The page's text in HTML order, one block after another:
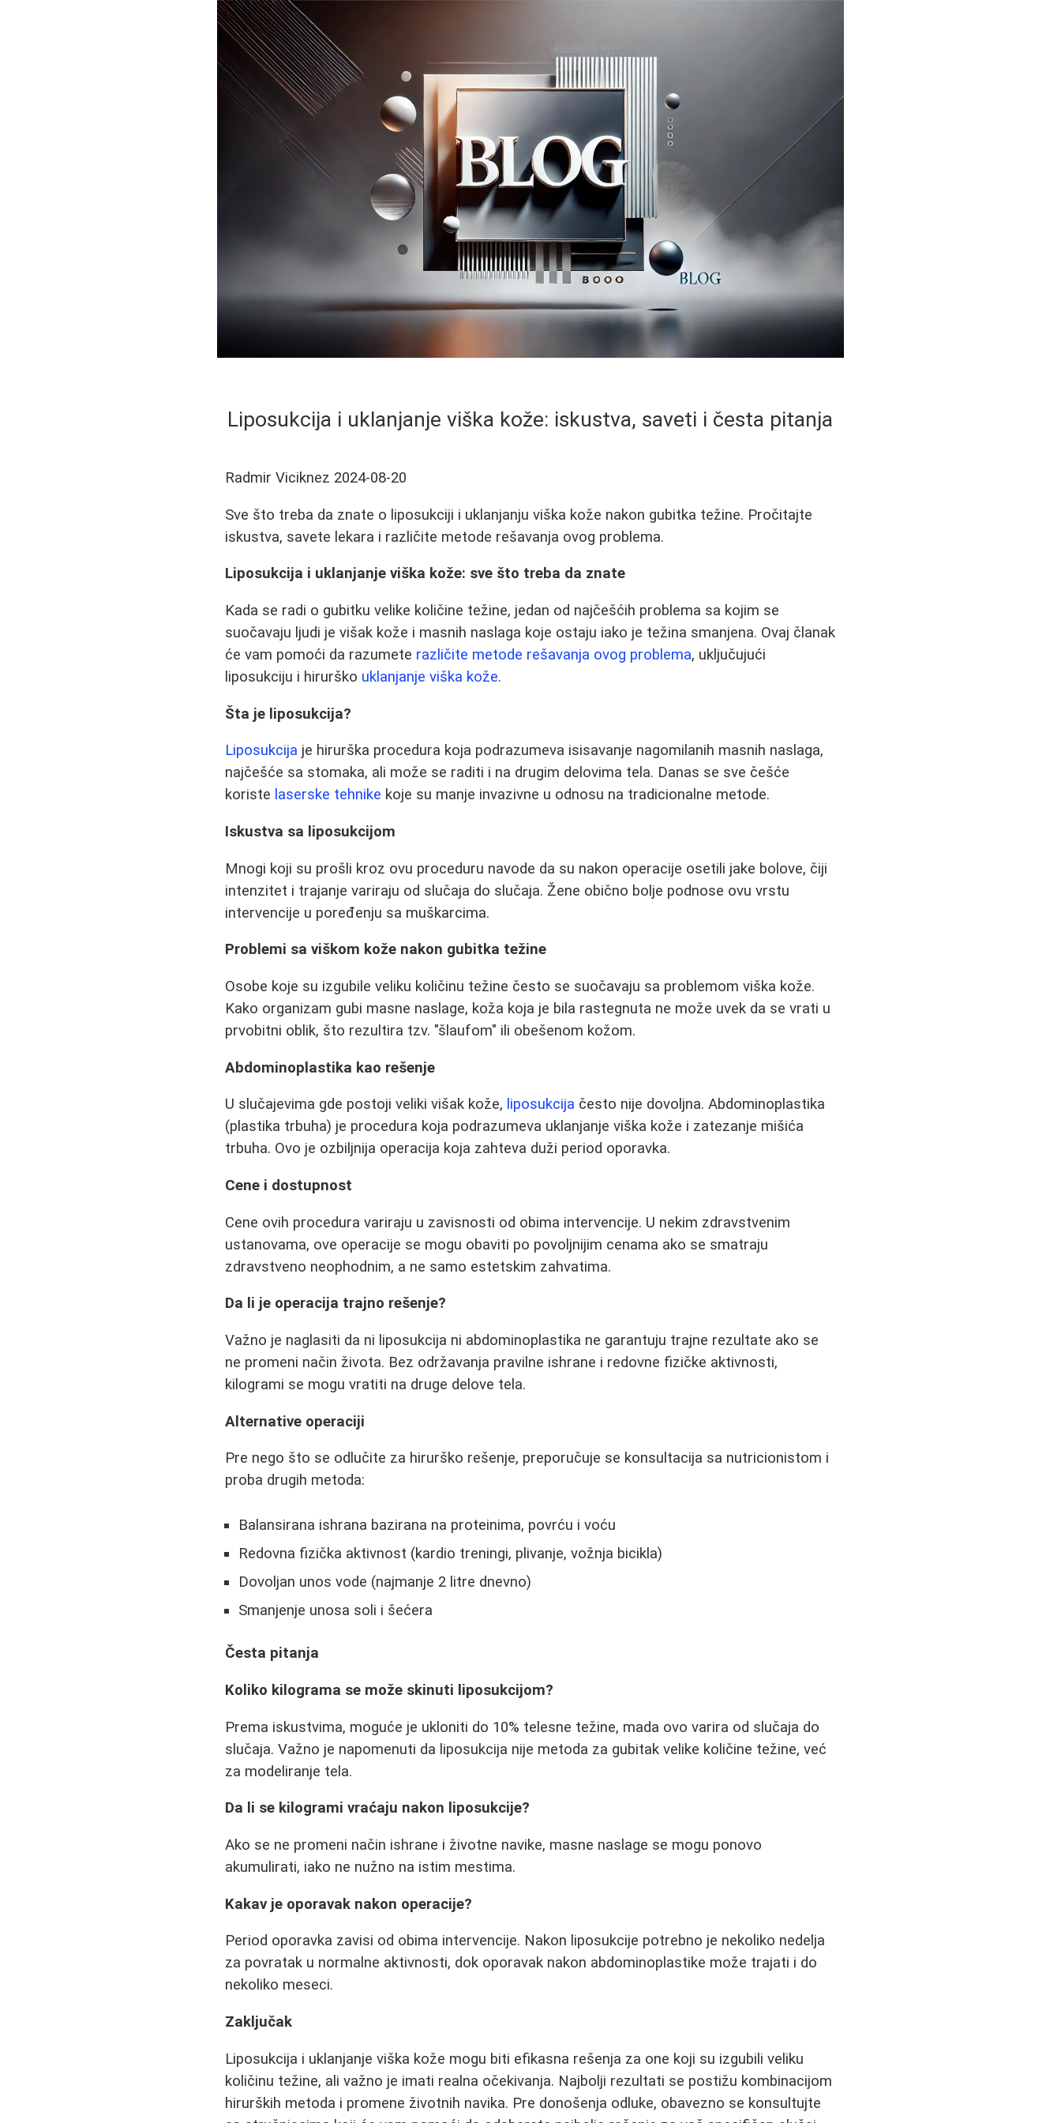
Liposukcija i uklanjanje viška kože: iskustva, saveti i česta pitanja
Radmir Viciknez 2024-08-20
Sve što treba da znate o liposukciji i uklanjanju viška kože nakon gubitka težine. Pročitajte
iskustva, savete lekara i različite metode rešavanja ovog problema.
Liposukcija i uklanjanje viška kože: sve što treba da znate
Kada se radi o gubitku velike količine težine, jedan od najčešćih problema sa kojim se
suočavaju ljudi je višak kože i masnih naslaga koje ostaju iako je težina smanjena. Ovaj članak
će vam pomoći da razumete različite metode rešavanja ovog problema, uključujući
liposukciju i hirurško uklanjanje viška kože.
Šta je liposukcija?
Liposukcija je hirurška procedura koja podrazumeva isisavanje nagomilanih masnih naslaga,
najčešće sa stomaka, ali može se raditi i na drugim delovima tela. Danas se sve češće
koriste laserske tehnike koje su manje invazivne u odnosu na tradicionalne metode.
Iskustva sa liposukcijom
Mnogi koji su prošli kroz ovu proceduru navode da su nakon operacije osetili jake bolove, čiji
intenzitet i trajanje variraju od slučaja do slučaja. Žene obično bolje podnose ovu vrstu
intervencije u poređenju sa muškarcima.
Problemi sa viškom kože nakon gubitka težine
Osobe koje su izgubile veliku količinu težine često se suočavaju sa problemom viška kože.
Kako organizam gubi masne naslage, koža koja je bila rastegnuta ne može uvek da se vrati u
prvobitni oblik, što rezultira tzv. "šlaufom" ili obešenom kožom.
Abdominoplastika kao rešenje
U slučajevima gde postoji veliki višak kože, liposukcija često nije dovoljna. Abdominoplastika
(plastika trbuha) je procedura koja podrazumeva uklanjanje viška kože i zatezanje mišića
trbuha. Ovo je ozbiljnija operacija koja zahteva duži period oporavka.
Cene i dostupnost
Cene ovih procedura variraju u zavisnosti od obima intervencije. U nekim zdravstvenim
ustanovama, ove operacije se mogu obaviti po povoljnijim cenama ako se smatraju
zdravstveno neophodnim, a ne samo estetskim zahvatima.
Da li je operacija trajno rešenje?
Važno je naglasiti da ni liposukcija ni abdominoplastika ne garantuju trajne rezultate ako se
ne promeni način života. Bez održavanja pravilne ishrane i redovne fizičke aktivnosti,
kilogrami se mogu vratiti na druge delove tela.
Alternative operaciji
Pre nego što se odlučite za hirurško rešenje, preporučuje se konsultacija sa nutricionistom i
proba drugih metoda:
Balansirana ishrana bazirana na proteinima, povrću i voću
Redovna fizička aktivnost (kardio treningi, plivanje, vožnja bicikla)
Dovoljan unos vode (najmanje 2 litre dnevno)
Smanjenje unosa soli i šećera
Česta pitanja
Koliko kilograma se može skinuti liposukcijom?
Prema iskustvima, moguće je ukloniti do 10% telesne težine, mada ovo varira od slučaja do
slučaja. Važno je napomenuti da liposukcija nije metoda za gubitak velike količine težine, već
za modeliranje tela.
Da li se kilogrami vraćaju nakon liposukcije?
Ako se ne promeni način ishrane i životne navike, masne naslage se mogu ponovo
akumulirati, iako ne nužno na istim mestima.
Kakav je oporavak nakon operacije?
Period oporavka zavisi od obima intervencije. Nakon liposukcije potrebno je nekoliko nedelja
za povratak u normalne aktivnosti, dok oporavak nakon abdominoplastike može trajati i do
nekoliko meseci.
Zaključak
Liposukcija i uklanjanje viška kože mogu biti efikasna rešenja za one koji su izgubili veliku
količinu težine, ali važno je imati realna očekivanja. Najbolji rezultati se postižu kombinacijom
hirurških metoda i promene životnih navika. Pre donošenja odluke, obavezno se konsultujte